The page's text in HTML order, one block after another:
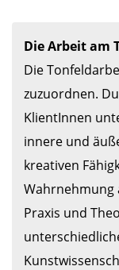
Die Arbeit am
Die
zuzuordnen.
KlientInnen
innere und
kreativen
Wahrnehmung
Praxis und